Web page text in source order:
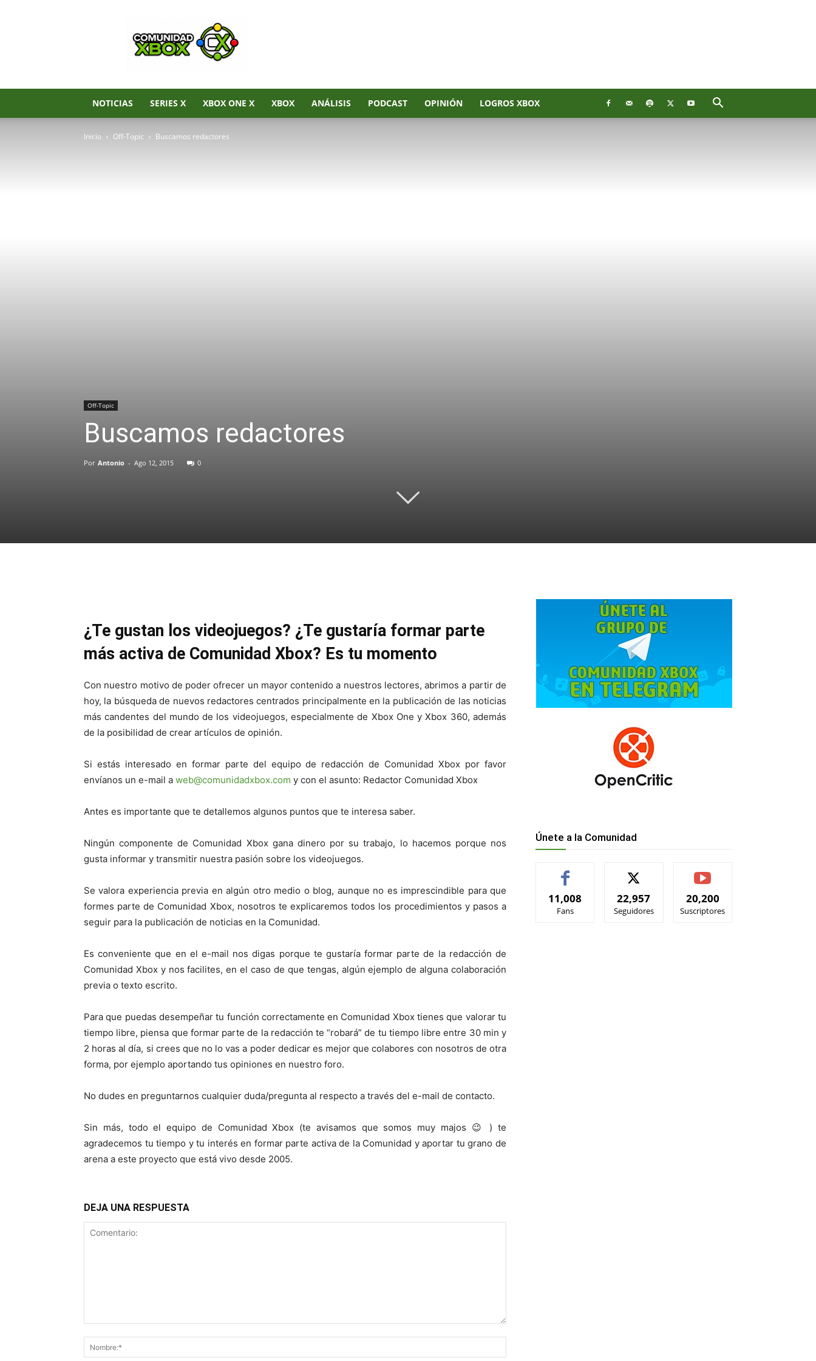
Noticias
de
Xbox
Series
Xbox
One
360
NOTICIAS SERIES X XBOX ONE X XBOX ANÁLISIS PODCAST OPINIÓN LOGROS XBOX
Inicio Off-Topic Buscamos redactores
Off-Topic
Buscamos redactores
Por Antonio - Ago 12, 2015 0
¿Te gustan los videojuegos? ¿Te gustaría formar parte
más activa de Comunidad Xbox? Es tu momento
Con nuestro motivo de poder ofrecer un mayor contenido a nuestros lectores, abrimos a partir de
hoy, la búsqueda de nuevos redactores centrados principalmente en la publicación de las noticias
más candentes del mundo de los videojuegos, especialmente de Xbox One y Xbox 360, además
de la posibilidad de crear artículos de opinión.
Si estás interesado en formar parte del equipo de redacción de Comunidad Xbox por favor
envíanos un e-mail a web@comunidadxbox.com y con el asunto: Redactor Comunidad Xbox
Antes es importante que te detallemos algunos puntos que te interesa saber.
Ningún componente de Comunidad Xbox gana dinero por su trabajo, lo hacemos porque nos
gusta informar y transmitir nuestra pasión sobre los videojuegos.
Se valora experiencia previa en algún otro medio o blog, aunque no es imprescindible para que
formes parte de Comunidad Xbox, nosotros te explicaremos todos los procedimientos y pasos a
seguir para la publicación de noticias en la Comunidad.
Es conveniente que en el e-mail nos digas porque te gustaría formar parte de la redacción de
Comunidad Xbox y nos facilites, en el caso de que tengas, algún ejemplo de alguna colaboración
previa o texto escrito.
Para que puedas desempeñar tu función correctamente en Comunidad Xbox tienes que valorar tu
tiempo libre, piensa que formar parte de la redacción te “robará” de tu tiempo libre entre 30 min y
2 horas al día, si crees que no lo vas a poder dedicar es mejor que colabores con nosotros de otra
forma, por ejemplo aportando tus opiniones en nuestro foro.
No dudes en preguntarnos cualquier duda/pregunta al respecto a través del e-mail de contacto.
Sin más, todo el equipo de Comunidad Xbox (te avisamos que somos muy majos 😉 ) te
agradecemos tu tiempo y tu interés en formar parte activa de la Comunidad y aportar tu grano de
arena a este proyecto que está vivo desde 2005.
DEJA UNA RESPUESTA
Únete a la Comunidad
11,008
Fans
22,957
Seguidores
20,200
Suscriptores